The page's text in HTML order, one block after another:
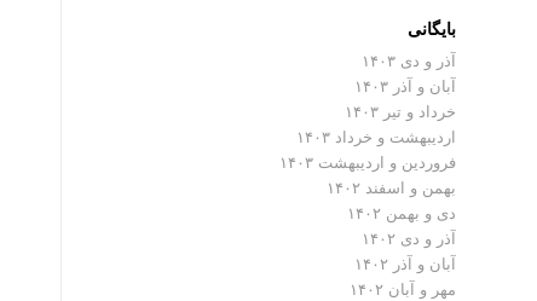
بایگانی
آذر و دی ۱۴۰۳
آبان و آذر ۱۴۰۳
خرداد و تیر ۱۴۰۳
اردیبهشت و خرداد ۱۴۰۳
فروردین و اردیبهشت ۱۴۰۳
بهمن و اسفند ۱۴۰۲
دی و بهمن ۱۴۰۲
آذر و دی ۱۴۰۲
آبان و آذر ۱۴۰۲
مهر و آبان ۱۴۰۲